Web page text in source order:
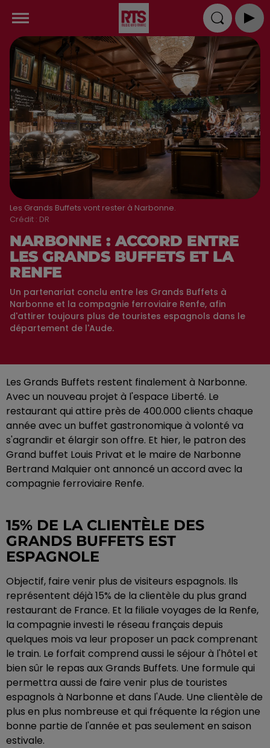
Les Grands Buffets vont rester à Narbonne.
Crédit : DR
NARBONNE : ACCORD ENTRE
LES GRANDS BUFFETS ET LA
RENFE
Un partenariat conclu entre les Grands Buffets à
Narbonne et la compagnie ferroviaire Renfe, afin
d'attirer toujours plus de touristes espagnols dans le
département de l'Aude.
Les Grands Buffets restent finalement à Narbonne.
Avec un nouveau projet à l'espace Liberté. Le
restaurant qui attire près de 400.000 clients chaque
année avec un buffet gastronomique à volonté va
s'agrandir et élargir son offre. Et hier, le patron des
Grand buffet Louis Privat et le maire de Narbonne
Bertrand Malquier ont annoncé un accord avec la
compagnie ferroviaire Renfe.
15% DE LA CLIENTÈLE DES
GRANDS BUFFETS EST
ESPAGNOLE
Objectif, faire venir plus de visiteurs espagnols. Ils
représentent déjà 15% de la clientèle du plus grand
restaurant de France. Et la filiale voyages de la Renfe,
la compagnie investi le réseau français depuis
quelques mois va leur proposer un pack comprenant
le train. Le forfait comprend aussi le séjour à l'hôtel et
bien sûr le repas aux Grands Buffets. Une formule qui
permettra aussi de faire venir plus de touristes
espagnols à Narbonne et dans l'Aude. Une clientèle de
plus en plus nombreuse et qui fréquente la région une
bonne partie de l'année et pas seulement en saison
estivale.